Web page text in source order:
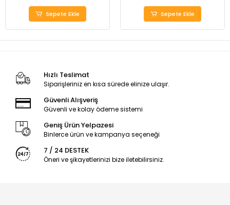
Sepete Ekle Sepete Ekle
Hızlı Teslimat
Siparişleriniz en kısa sürede elinize ulaşır.
Güvenli Alışveriş
Güvenli ve kolay ödeme sistemi
Geniş Ürün Yelpazesi
Binlerce ürün ve kampanya seçeneği
7 / 24 DESTEK
Öneri ve şikayetlerinizi bize iletebilirsiniz.